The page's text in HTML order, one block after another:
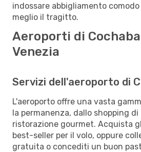
indossare abbigliamento
meglio il tragitto.
Aeroporti di
Venezia
Servizi dell'aeroporto di
L'aeroporto offre una vasta
la permanenza, dallo shopping di
ristorazione gourmet. Acquista
best-seller per il volo, oppure
gratuita o concediti un buon